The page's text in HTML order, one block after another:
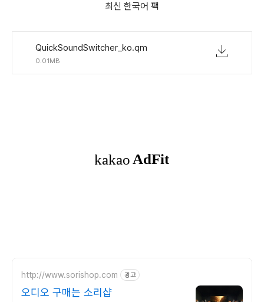
최신 한국어 팩
QuickSoundSwitcher_ko.qm
0.01MB
http://www.sorishop.com 광고
오디오 구매는 소리샵